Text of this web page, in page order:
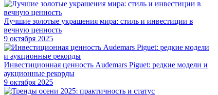
Лучшие золотые украшения мира: стиль и инвестиции в
вечную ценность
9 октября 2025
Инвестиционная ценность Audemars Piguet: редкие модели и
аукционные рекорды
9 октября 2025